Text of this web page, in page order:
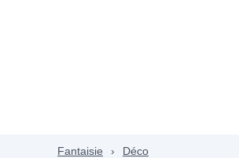
Fantaisie › Déco